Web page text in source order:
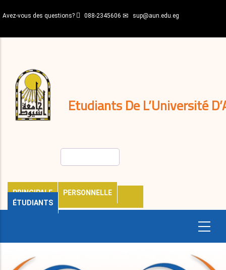
au
principal
Avez-vous des questions? 088-2345606 sup@aun.edu.eg
Etudiants De L’Université
PRINCIPALE
PERSONNELLE
ÉTUDIANTS
décisions
Expatriés
Journal